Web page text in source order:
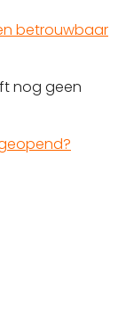
betrouwbaar
nog geen